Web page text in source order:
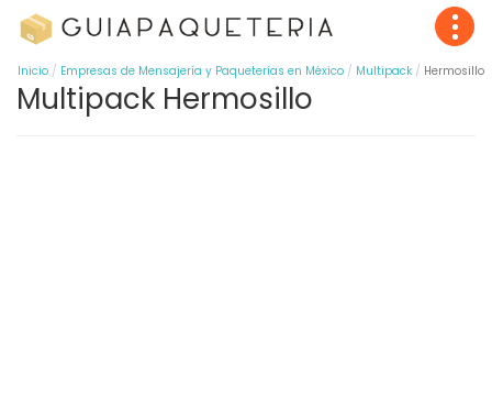
Inicio Empresas de Mensajería y Paqueterías en México Multipack Hermosillo
Multipack Hermosillo